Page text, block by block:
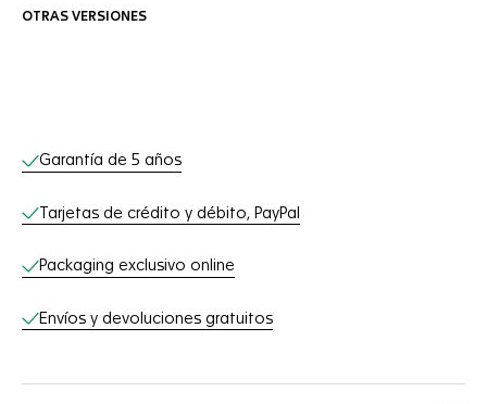
OTRAS VERSIONES
Servicios online
Garantía de 5 años
Tarjetas de crédito y débito, PayPal
Packaging exclusivo online
Envíos y devoluciones gratuitos